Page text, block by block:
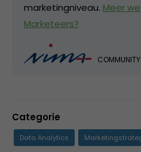
marketingniveau. Meer
Marketeers?
COMMUNITY
Categorie
Data Analytics